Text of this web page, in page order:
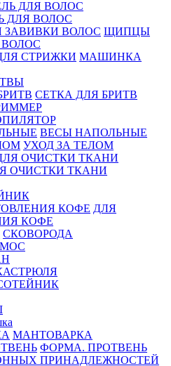
ДЛЯ ВОЛОС
ЩИПЦЫ
МАШИНКА
СЕТКА ДЛЯ БРИТВ
ВЕСЫ НАПОЛЬНЫЕ
УХОД ЗА ТЕЛОМ
ОЧИСТКИ ТКАНИ
ДЛЯ
КОФЕ
СКОВОРОДА
МАНТОВАРКА
ФОРМА. ПРОТВЕНЬ